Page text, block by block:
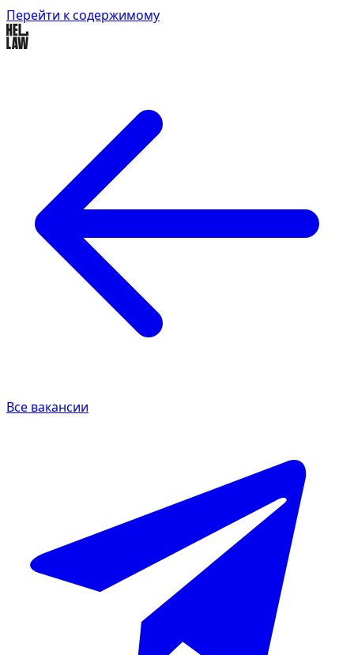
Перейти к содержимому
Все вакансии